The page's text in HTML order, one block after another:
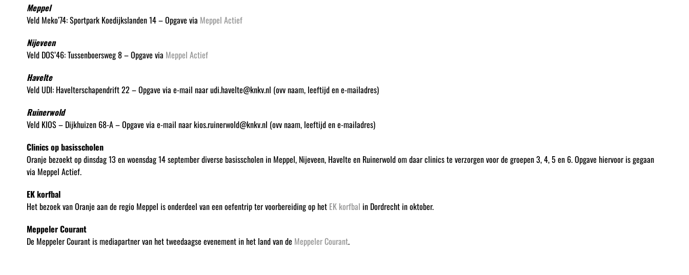
Meppel
Veld Meko’74: Sportpark Koedijkslanden 14 – Opgave via Meppel Actief
Nijeveen
Veld DOS’46: Tussenboersweg 8 – Opgave via Meppel Actief
Havelte
Veld UDI: Havelterschapendrift 22 – Opgave via e-mail naar udi.havelte@knkv.nl (ovv naam, leeftijd en e-mailadres)
Ruinerwold
Veld KIOS – Dijkhuizen 68-A – Opgave via e-mail naar kios.ruinerwold@knkv.nl (ovv naam, leeftijd en e-mailadres)
Clinics op basisscholen
Oranje bezoekt op dinsdag 13 en woensdag 14 september diverse basisscholen in Meppel, Nijeveen, Havelte en Ruinerwold om daar clinics te verzorgen voor de groepen 3, 4, 5 en 6. Opgave hiervoor is gegaan
via Meppel Actief.
EK korfbal
Het bezoek van Oranje aan de regio Meppel is onderdeel van een oefentrip ter voorbereiding op het EK korfbal in Dordrecht in oktober.
Meppeler Courant
De Meppeler Courant is mediapartner van het tweedaagse evenement in het land van de Meppeler Courant.